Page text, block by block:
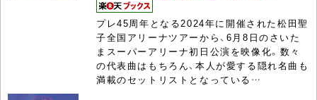
プレ45周年となる2024年に開催された松田聖
子全国アリーナツアーから、6月8日のさいた
まスーパーアリーナ初日公演を映像化。数々
の代表曲はもちろん、本人が愛する隠れ名曲も
満載のセットリストとなっている…